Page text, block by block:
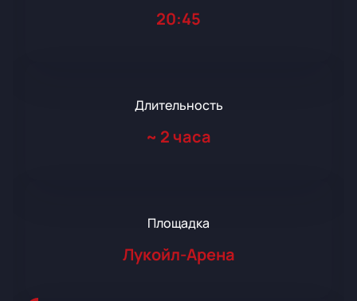
20:45
Длительность
~ 2 часа
Площадка
Лукойл-Арена